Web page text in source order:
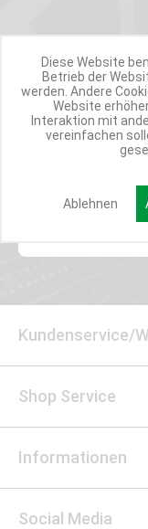
Werde Teil
Verpasse nie
Kundenservice/
Shop Service
Informationen
Social Media
Diese Website
Betrieb der
werden. Andere
Website
Interaktion mit
vereinfachen
Ablehnen